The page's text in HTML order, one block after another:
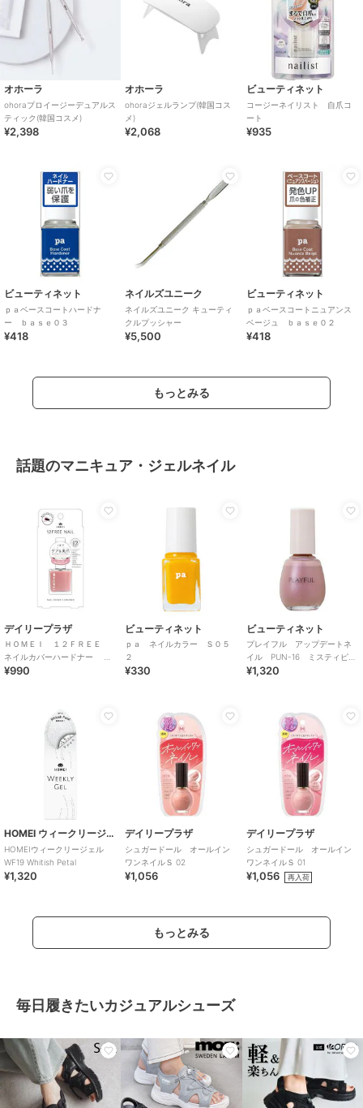
オホーラ
ohoraプロイージーデュアルス
ティック(韓国コスメ)
¥2,398
オホーラ
ohoraジェルランプ(韓国コス
メ)
¥2,068
ビューティネット
コージーネイリスト 自爪コ
ート
¥935
ビューティネット
ｐａベースコートハードナ
ー ｂａｓｅ０３
¥418
ネイルズユニーク
ネイルズユニーク キューティ
クルプッシャー
¥5,500
ビューティネット
ｐａベースコートニュアンス
ベージュ ｂａｓｅ０２
¥418
もっとみる
話題のマニキュア・ジェルネイル
デイリープラザ
ＨＯＭＥＩ １２ＦＲＥＥ
ネイルカバーハードナー Ｎ
ａｔｕｒａｌＰｉｎｋ １３
¥990
ビューティネット
ｐａ ネイルカラー Ｓ０５
２
¥330
ビューティネット
プレイフル アップデートネ
イル PUN-16 ミスティピン
ク
¥1,320
HOMEI ウィークリージェル
HOMEIウィークリージェル
WF19 Whitish Petal
¥1,320
デイリープラザ
シュガードール オールイン
ワンネイルＳ 02
¥1,056
デイリープラザ
シュガードール オールイン
ワンネイルＳ 01
¥1,056 再入荷
もっとみる
毎日履きたいカジュアルシューズ